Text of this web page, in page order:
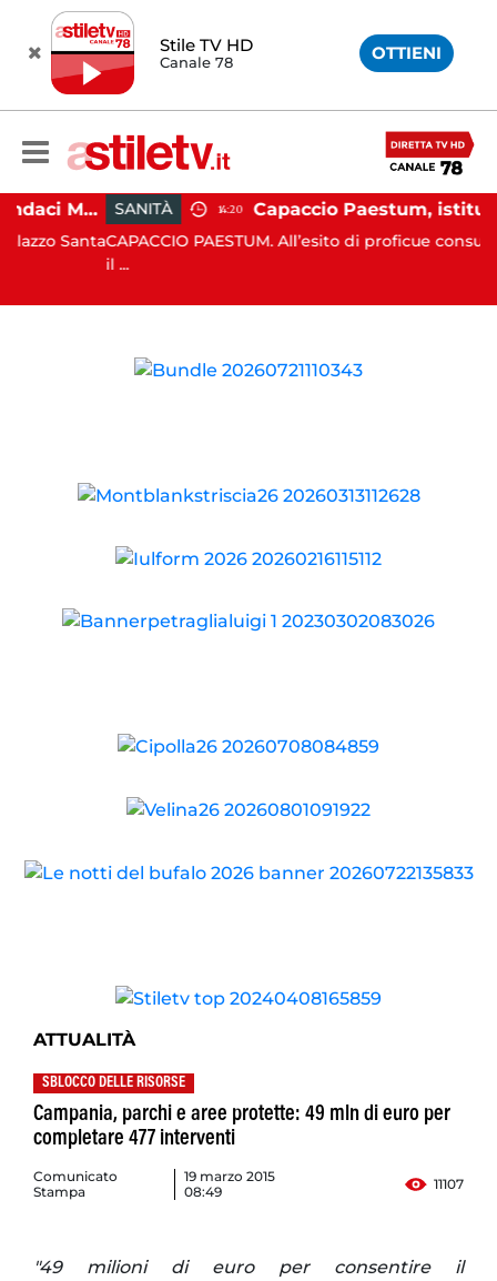
Stile TV HD
Canale 78 OTTIENI
Ospedale di Agropoli, sindaci Mutalipassi e Rizzo incontrano Fico: “Intesa per potenziare servizi”
Santa
SANITÀ 14:20
CAPACCIO PAESTUM. All’esito di proficue
ATTUALITÀ
SBLOCCO DELLE RISORSE
Campania, parchi e aree protette: 49 mln di euro per
completare 477 interventi
Comunicato
Stampa
19 marzo 2015
08:49
11107
"49 milioni di euro per consentire il